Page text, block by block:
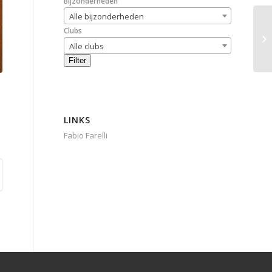
Alle bijzonderheden
Clubs
Alle clubs
Filter
LINKS
Fabio Farelli